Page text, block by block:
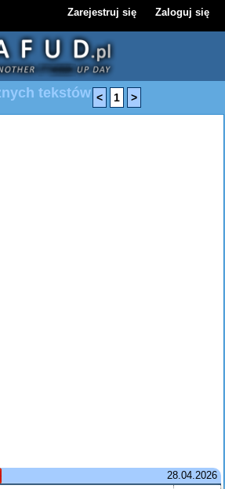
Zarejestruj się Zaloguj się
tekstów < 1 >
28.04.2026